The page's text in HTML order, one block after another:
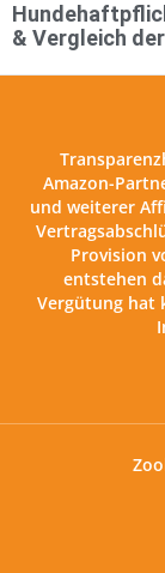
& Vergleich
Amazon-
und weiterer
Provision
entstehen
Vergütung hat